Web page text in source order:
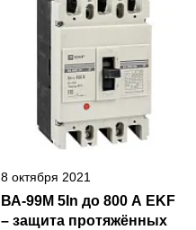
8 октября 2021
ВА-99М 5In до 800 А EKF
– защита протяжённых